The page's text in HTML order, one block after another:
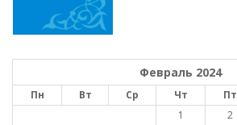
Февраль 2024
Пн Вт Ср Чт Пт
1
2